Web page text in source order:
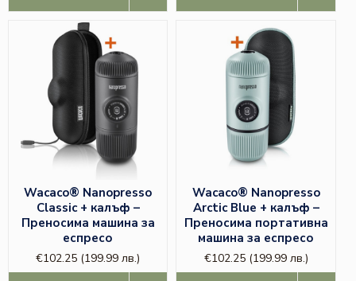
Wacaco® Nanopresso
Classic + калъф –
Преносима машина за
еспресо
€102.25 (199.99 лв.)
Wacaco® Nanopresso
Arctic Blue + калъф –
Преносима портативна
машина за еспресо
€102.25 (199.99 лв.)